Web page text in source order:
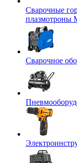
Сварочные
плазмотроны
Сварочное